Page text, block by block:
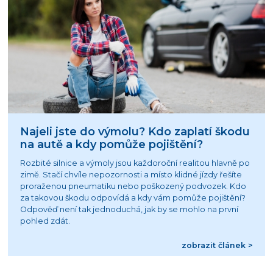
Najeli jste do výmolu? Kdo zaplatí škodu
na autě a kdy pomůže pojištění?
Rozbité silnice a výmoly jsou každoroční realitou hlavně po
zimě. Stačí chvíle nepozornosti a místo klidné jízdy řešíte
proraženou pneumatiku nebo poškozený podvozek. Kdo
za takovou škodu odpovídá a kdy vám pomůže pojištění?
Odpověď není tak jednoduchá, jak by se mohlo na první
pohled zdát.
zobrazit článek >